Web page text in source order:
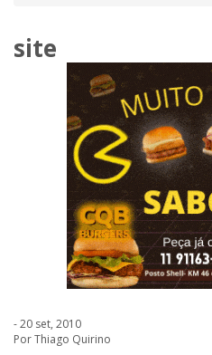
site
- 20 set, 2010
Por Thiago Quirino